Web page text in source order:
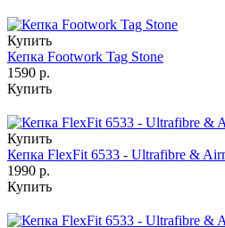
Купить
Кепка Footwork Tag Stone
1590 р.
Купить
Купить
Кепка FlexFit 6533 - Ultrafibre &
1990 р.
Купить